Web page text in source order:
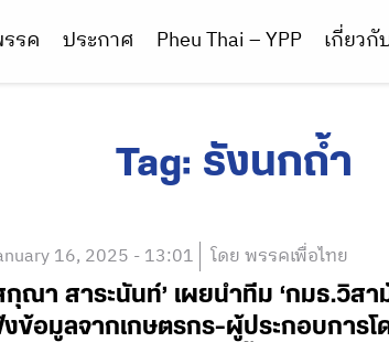
รค ประกาศ Pheu Thai – YPP เกี่ยว
Tag: รังนกถ้ำ
16, 2025 - 13:01 โดย พรรคเพื่อไทย
กุณา สาระนันท์’ เผยนำทีม ‘กมธ.วิ
ข้อมูลจากเกษตรกร-ผู้ประกอบการ